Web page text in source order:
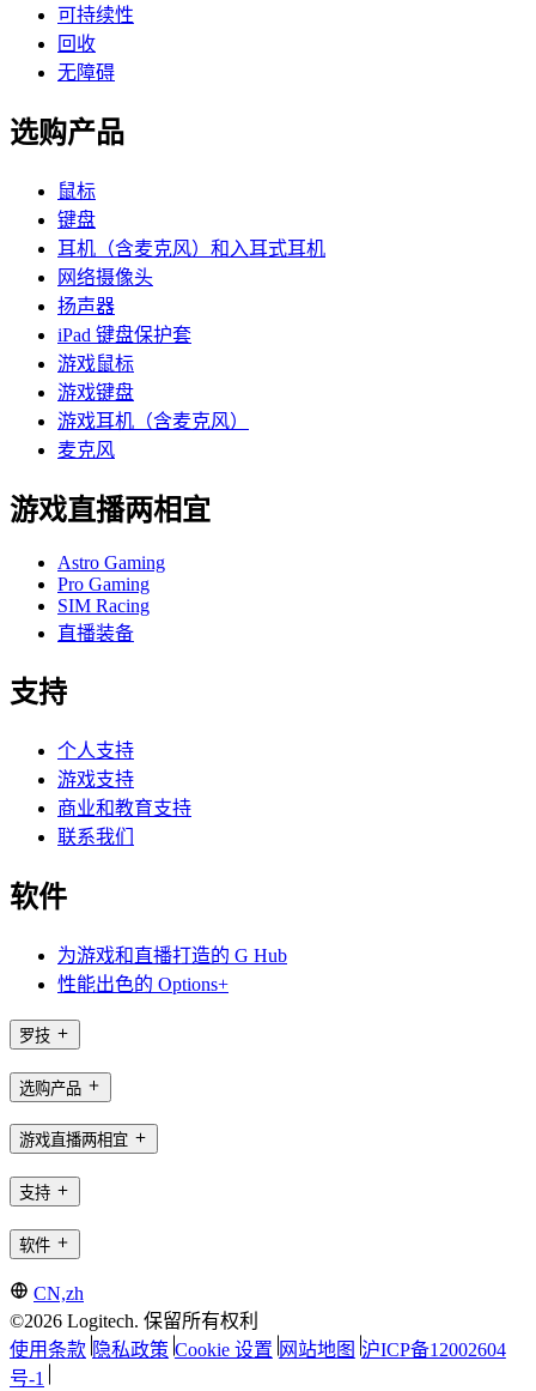
可持续性
回收
无障碍
选购产品
鼠标
键盘
耳机（含麦克风）和入耳式耳机
网络摄像头
扬声器
iPad 键盘保护套
游戏鼠标
游戏键盘
游戏耳机（含麦克风）
麦克风
游戏直播两相宜
Astro Gaming
Pro Gaming
SIM Racing
直播装备
支持
个人支持
游戏支持
商业和教育支持
联系我们
软件
为游戏和直播打造的 G Hub
性能出色的 Options+
罗技
选购产品
游戏直播两相宜
支持
软件
CN,zh
©2026 Logitech. 保留所有权利
使用条款 隐私政策 Cookie 设置 网站地图 沪ICP备12002604
号-1